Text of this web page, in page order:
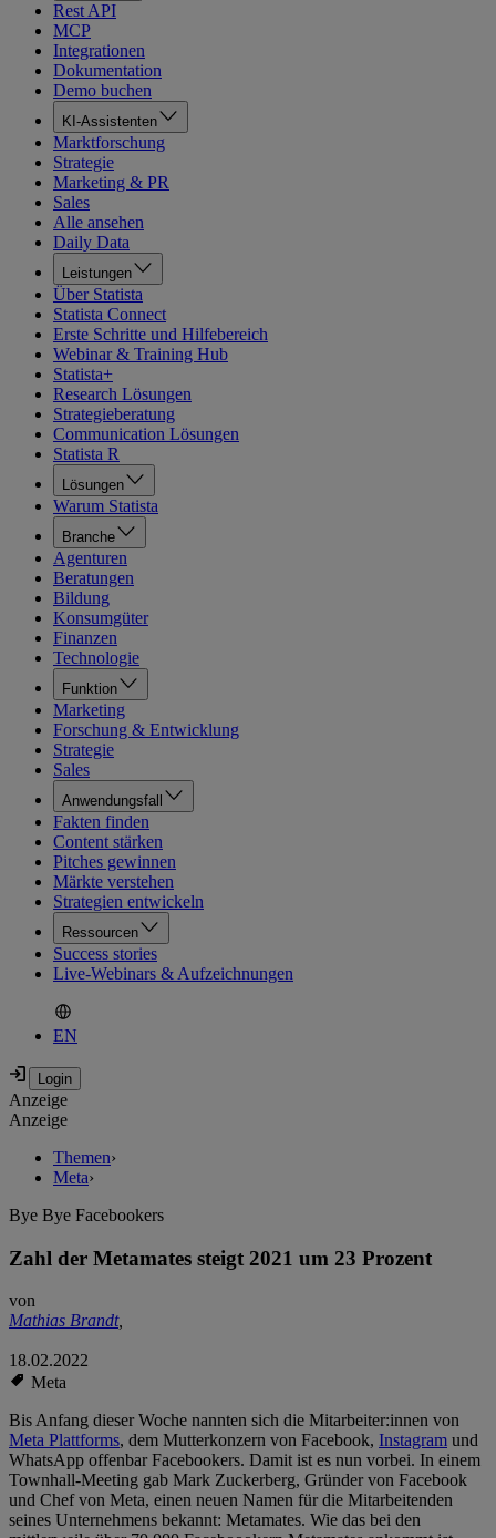
Rest API
MCP
Integrationen
Dokumentation
Demo buchen
KI-Assistenten
Marktforschung
Strategie
Marketing & PR
Sales
Alle ansehen
Daily Data
Leistungen
Über Statista
Statista Connect
Erste Schritte und Hilfebereich
Webinar & Training Hub
Statista+
Research Lösungen
Strategieberatung
Communication Lösungen
Statista R
Lösungen
Warum Statista
Branche
Agenturen
Beratungen
Bildung
Konsumgüter
Finanzen
Technologie
Funktion
Marketing
Forschung & Entwicklung
Strategie
Sales
Anwendungsfall
Fakten finden
Content stärken
Pitches gewinnen
Märkte verstehen
Strategien entwickeln
Ressourcen
Success stories
Live-Webinars & Aufzeichnungen
EN
Anzeige
Anzeige
Themen›
Meta›
Bye Bye Facebookers
Zahl der Metamates steigt 2021 um 23 Prozent
von
Mathias Brandt,
18.02.2022
Meta
Bis Anfang dieser Woche nannten sich die Mitarbeiter:innen von
Meta Plattforms, dem Mutterkonzern von Facebook, Instagram und
WhatsApp offenbar Facebookers. Damit ist es nun vorbei. In einem
Townhall-Meeting gab Mark Zuckerberg, Gründer von Facebook
und Chef von Meta, einen neuen Namen für die Mitarbeitenden
seines Unternehmens bekannt: Metamates. Wie das bei den